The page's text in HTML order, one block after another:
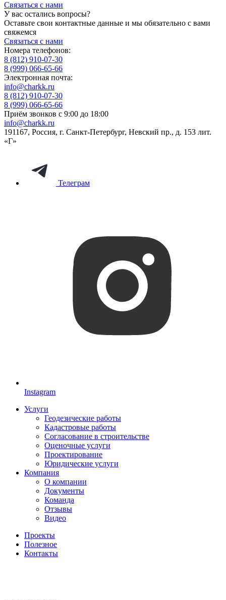
Связаться с нами
У вас остались вопросы?
Оставьте свои контактные данные и мы обязательно с вами
свяжемся
Связаться с нами
Номера телефонов:
8 (812) 910-07-30
8 (999) 066-65-66
Электронная почта:
info@charkk.ru
8 (812) 910-07-30
8 (999) 066-65-66
Приём звонков с 9:00 до 18:00
info@charkk.ru
191167, Россия, г. Санкт-Петербург, Невский пр., д. 153 лит.
«Г»
Телеграм
Instagram
Услуги
Геодезические работы
Кадастровые работы
Согласование в строительстве
Оценочные услуги
Проектирование
Юридические услуги
Компания
О компании
Документы
Команда
Отзывы
Видео
Проекты
Полезное
Контакты